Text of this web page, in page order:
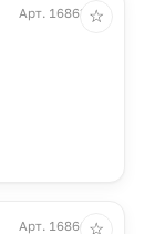
Арт. 16863.33
☆
Арт. 16866.30
☆